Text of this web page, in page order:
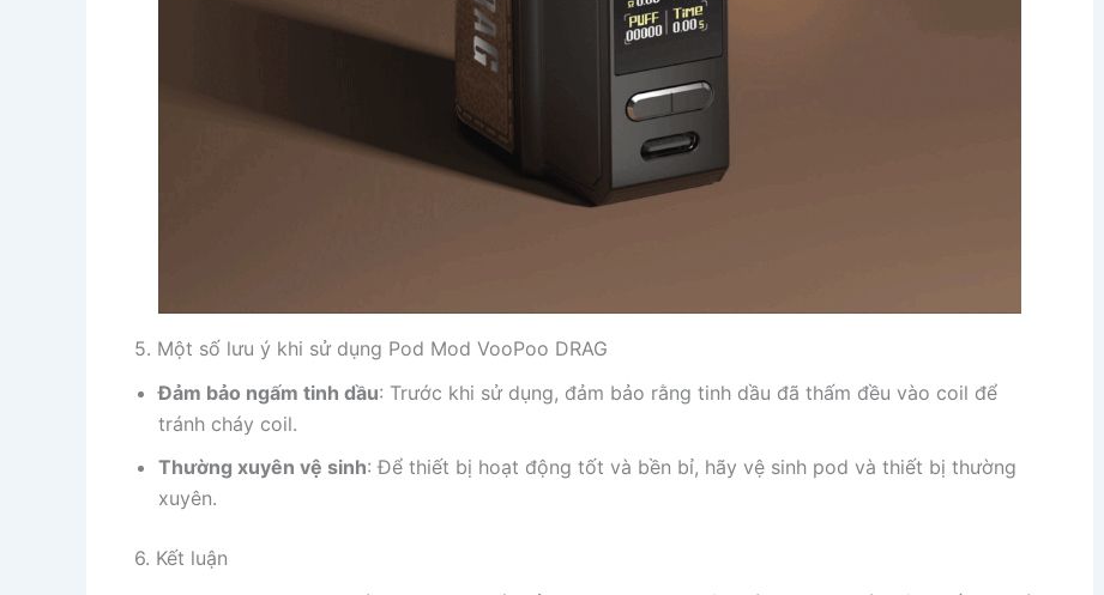
5. Một số lưu ý khi sử dụng Pod Mod VooPoo DRAG
Đảm bảo ngấm tinh dầu: Trước khi sử dụng, đảm bảo rằng tinh dầu đã thấm đều vào coil để
tránh cháy coil.
Thường xuyên vệ sinh: Để thiết bị hoạt động tốt và bền bỉ, hãy vệ sinh pod và thiết bị thường
xuyên.
6. Kết luận